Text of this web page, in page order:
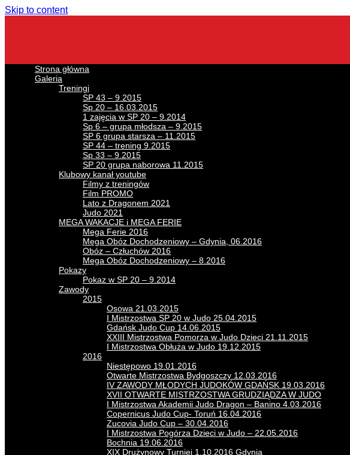
Skip to content
Strona główna
Galeria
Treningi
SP 43 – 9.2015
Sp 20 – 16.03.2015
1 zajęcia w SP 20 – 9.2014
Sp 6 – grupa młodsza – 9.2015
SP 6 grupa starsza – 11.2015
SP 44 – trening 9.2015
Sp 33 – 9.2015
SP 20 grupa naborowa 11.2015
Klubowy kanał youtube
Filmy z treningów
Film PROMO
Lato z Dragonem 2021
Judo 2021
MEGA WAKACJE i MEGA FERIE
Mega Ferie 2016
Mega Obóz Dochodzeniowy – Gdynia, 06.2016
Obóz – Człuchów 2016
Mega Obóz Dochodzeniowy – 8.2016
Pokazy
Pokaz w SP 20 – 9.2014
Zawody
2015
Osowa 21.03.2015
I Mistrzostwa SP 20 w Judo 25.04.2015
Gdańsk Judo Cup 14.06.2015
XXIII Mistrzostwa Pomorza w Judo Dzieci 21.11.2015
I Mistrzostwa Obłuża w Judo 19.12.2015
2016
Niestępowo 19.01.2016
Otwarte Mistrzostwa Bydgoszczy 12.03.2016
IV ZAWODY MŁODYCH JUDOKÓW GDAŃSK 19.03.2016
XVII OTWARTE MISTRZOSTWA GRUDZIĄDZA W JUDO
I Mistrzostwa Akademii Judo Dragon – Banino 4.03.2016
Copernicus Judo Cup- Toruń 16.04.2016
Zucovia Judo Cup – 30.04.2016
I Mistrzostwa Pogórza Dzieci w Judo – 22.05.2016
Bochnia 19.06.2016
XIX Drużynowy Turniej 1.10.2016 Gdynia